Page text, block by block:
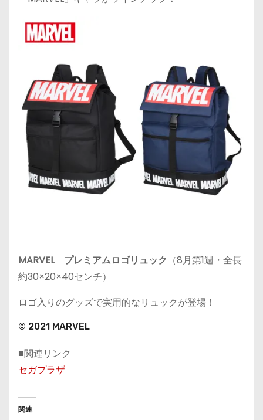
MARVEL プレミアムロゴリュック （8月第1週・全長
約30×20×40センチ）
ロゴ入りのグッズで実用的なリュックが登場！
© 2021 MARVEL
■関連リンク
セガプラザ
関連